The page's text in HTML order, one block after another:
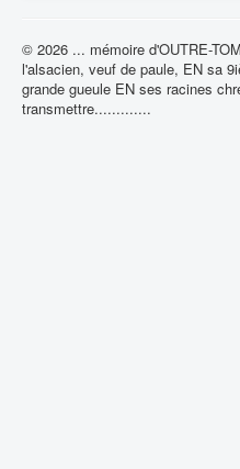
© 2026 ... mémoire d'OUTRE-
l'alsacien, veuf de paule, EN sa
grande gueule EN ses racines
transmettre.............